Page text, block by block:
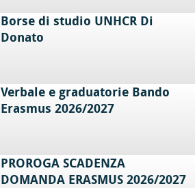
Borse di studio UNHCR Di
Donato
Verbale e graduatorie Bando
Erasmus 2026/2027
PROROGA SCADENZA
DOMANDA ERASMUS 2026/2027